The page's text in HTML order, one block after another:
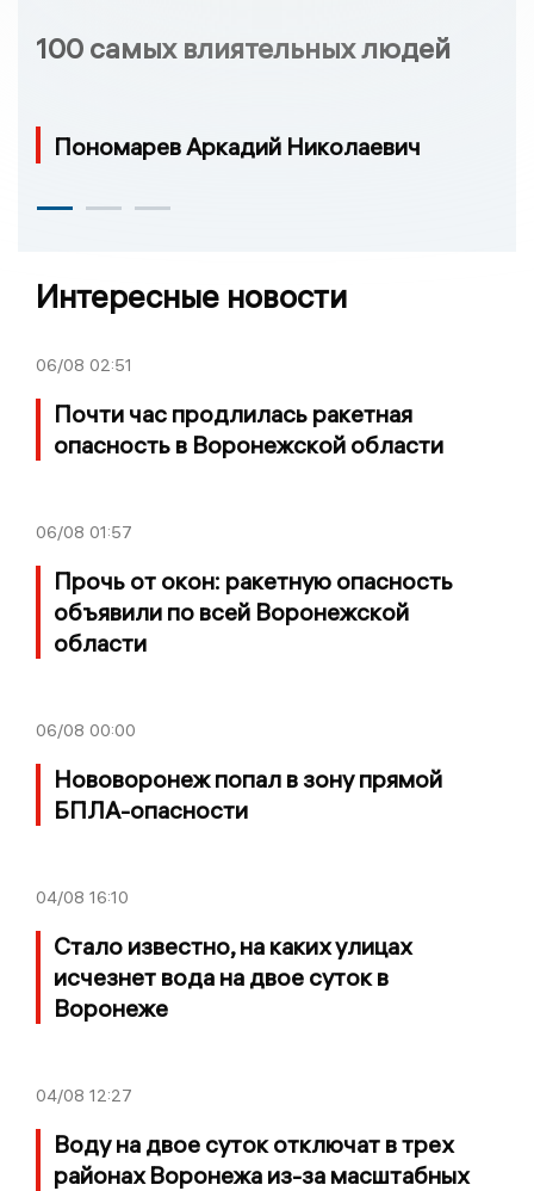
100 самых влиятельных людей
Пономарев Аркадий Николаевич
Интересные новости
06/08 02:51
Почти час продлилась ракетная
опасность в Воронежской области
06/08 01:57
Прочь от окон: ракетную опасность
объявили по всей Воронежской
области
06/08 00:00
Нововоронеж попал в зону прямой
БПЛА-опасности
04/08 16:10
Стало известно, на каких улицах
исчезнет вода на двое суток в
Воронеже
04/08 12:27
Воду на двое суток отключат в трех
районах Воронежа из-за масштабных